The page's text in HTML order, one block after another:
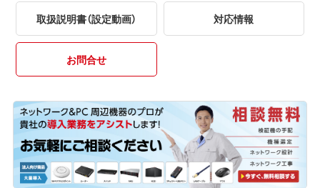
取扱説明書（設定動画） 対応情報
お問合せ